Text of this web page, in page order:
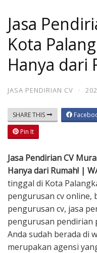
Jasa
Kota
Hanya dari
JASA PENDIRIAN CV ·
SHARE THIS
Pin It
Jasa Pendirian CV
Hanya dari Rumah! |
tinggal di Kota
pengurusan cv online,
pengurusan cv, jasa
pengurusan pendirian
Anda sudah berada di
merupakan agensi